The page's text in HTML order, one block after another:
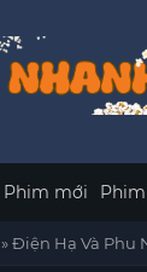
Phim mới
»Điện Hạ Và Phu